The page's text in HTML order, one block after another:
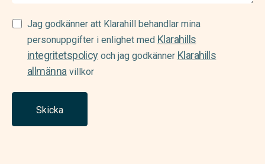
Samtycke
(Required)
Jag godkänner att Klarahill behandlar mina
personuppgifter i enlighet med Klarahills
integritetspolicyoch jag godkänner Klarahills
allmännavillkor
Skicka